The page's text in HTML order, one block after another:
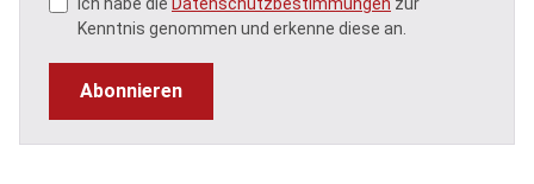
Ich habe die Datenschutzbestimmungen zur
Kenntnis genommen und erkenne diese an.
Abonnieren